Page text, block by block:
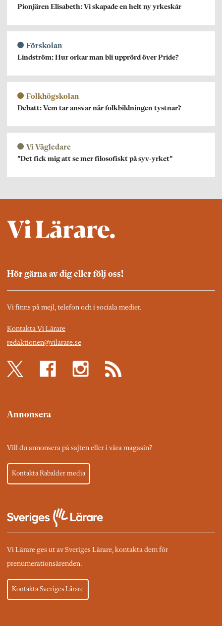
Pionjären Elisabeth: Vi skapade en helt ny yrkeskår
Förskolan
Lindström: Hur orkar man bli upprörd över Pride?
Folkhögskolan
Debatt: Vem tar ansvar när folkbildningen tystnar?
Vi Vägledare
”Det fick mig att se mer filosofiskt på syv-yrket”
Hör gärna av dig eller följ oss!
Vi finns på mejl, telefon och i sociala medier.
Kontakta Vi Lärare
redaktionen@vilarare.se
Annonsera
Vill du annonsera på sajten eller i våra magasin?
Kontakta Rabalder media
Vi Lärare ges ut av Sveriges Lärare, kontakta dem för
prenumerationsärenden.
Kontakta Sveriges Lärare